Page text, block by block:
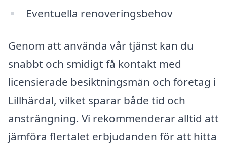
Eventuella renoveringsbehov
Genom att använda vår tjänst kan du
snabbt och smidigt få kontakt med
licensierade besiktningsmän och företag i
Lillhärdal, vilket sparar både tid och
ansträngning. Vi rekommenderar alltid att
jämföra flertalet erbjudanden för att hitta